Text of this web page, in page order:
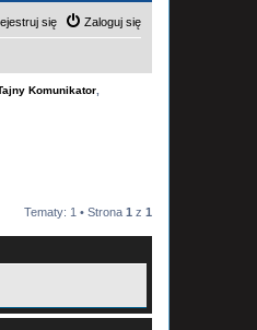
Zaloguj się
się
Komunikator
Tematy: 1 • Strona 1 z 1